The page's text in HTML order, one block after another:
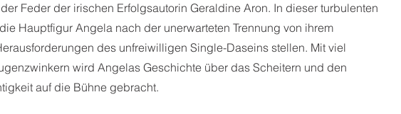
Feder der irischen Erfolgsautorin Geraldine Aron. In dieser turbulenten
Hauptfigur Angela nach der unerwarteten Trennung von ihrem
des unfreiwilligen Single-Daseins stellen. Mit viel
wird Angelas Geschichte über das Scheitern und den
auf die Bühne gebracht.